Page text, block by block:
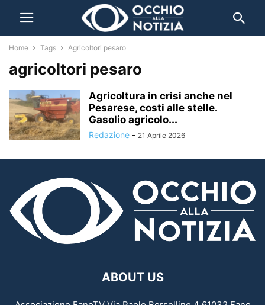
Home Tags Agricoltori pesaro
agricoltori pesaro
Agricoltura in crisi anche nel
Pesarese, costi alle stelle.
Gasolio agricolo...
Redazione - 21 Aprile 2026
ABOUT US